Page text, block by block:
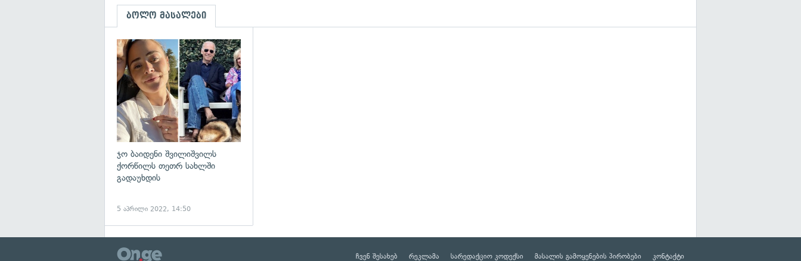
ბოლო მასალები
ჯო ბაიდენი შვილიშვილს
ქორწილს თეთრ სახლში
გადაუხდის
5 აპრილი 2022, 14:50
ჩვენ შესახებ რეკლამა სარედაქციო კოდექსი მასალის გამოყენების პირობები კონტაქტი